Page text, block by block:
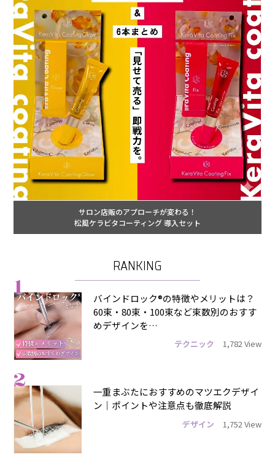
サロン店販のアプローチが変わる！
松風ケラビタコーティング 導入セット
RANKING
1
バインドロック®の特徴やメリットは？
60束・80束・100束など束数別のおすす
めデザインを…
テクニック 1,782 View
2
一重まぶたにおすすめのマツエクデザイ
ン｜ポイントや注意点も徹底解説
デザイン 1,752 View